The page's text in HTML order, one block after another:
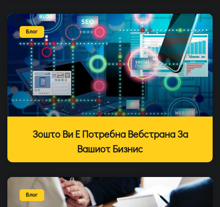
Блог
Зошто Ви Е Потребна Вебстрана За
Вашиот Бизнис
Блог